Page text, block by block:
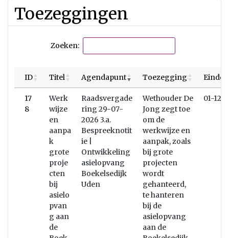
Toezeggingen
Zoeken:
ID Titel Agendapunt Toezegging
17
8
Werk
wijze
en
aanpa
k
grote
proje
cten
bij
asielo
pvan
g aan
de
Raadsvergade
ring 29-07-
2026 3.a.
Bespreeknotit
ie |
Ontwikkeling
asielopvang
Boekelsedijk
Uden
Wethouder De
Jong zegt toe
om de
werkwijze en
aanpak, zoals
bij grote
projecten
wordt
gehanteerd,
te hanteren
bij de
asielopvang
aan de
01-12-